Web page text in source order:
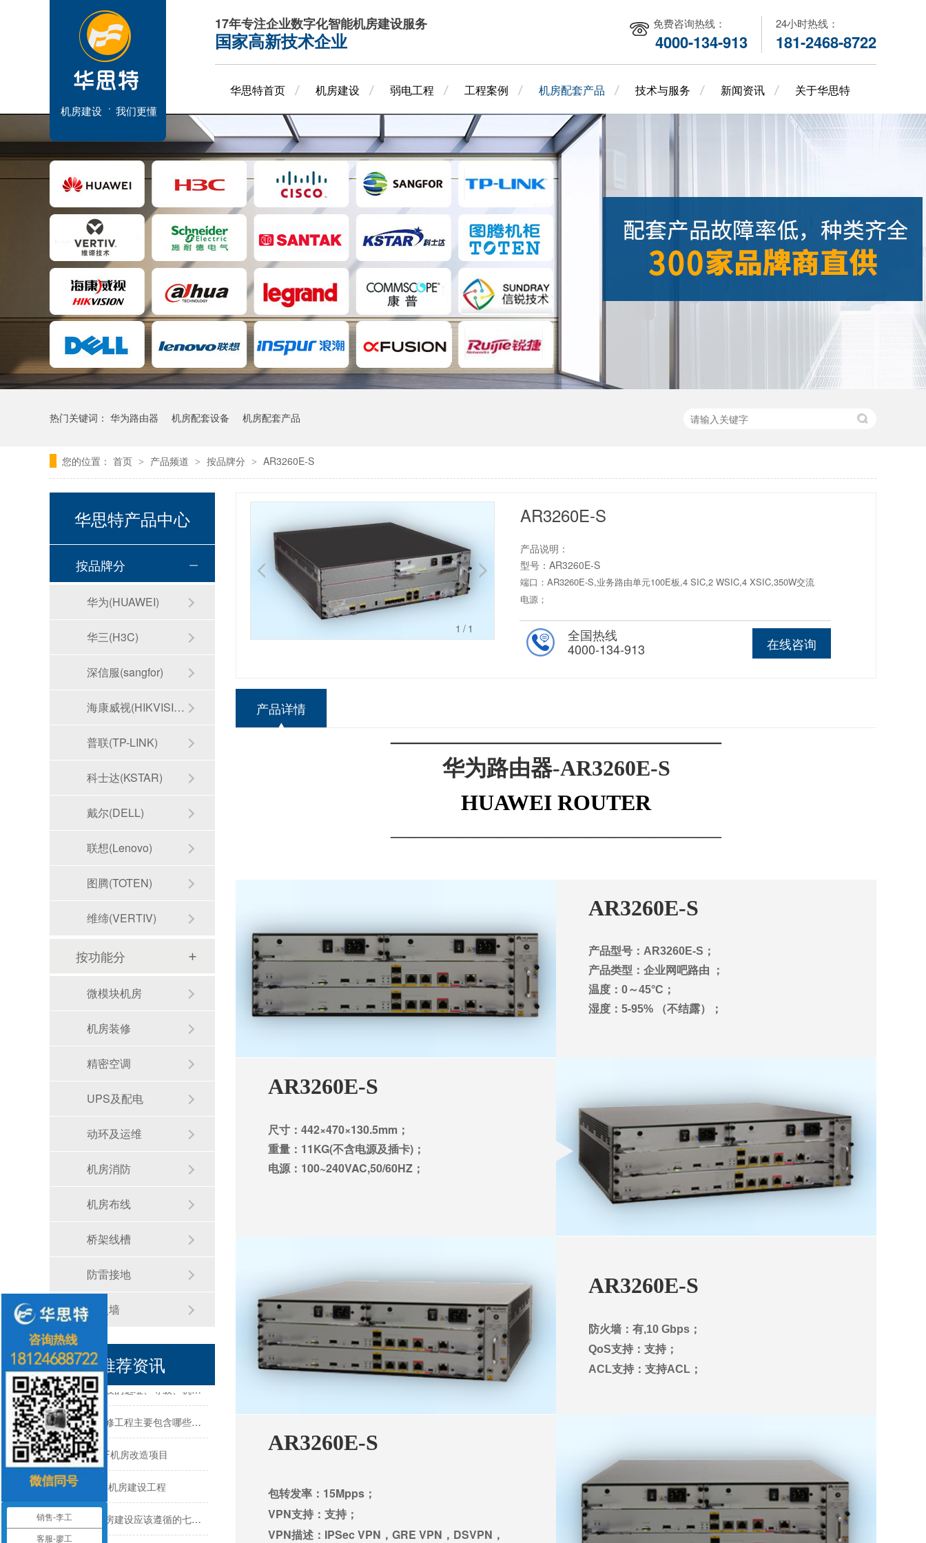
机房建设 我们更懂
17年专注企业数字化智能机房建设服务
国家高新技术企业
24小时热线：
181-2468-8722
免费咨询热线：
4000-134-913
华思特首页 机房建设 弱电工程 工程案例 机房配套产品 技术与服务 新闻资讯 关于华思特
热门关键词： 华为路由器 机房配套设备 机房配套产品
您的位置： 首页 > 产品频道 > 按品牌分 > AR3260E-S
1 /1
AR3260E-S
产品说明：
型号：AR3260E-S
端口：AR3260E-S,业务路由单元100E板,4 SIC,2 WSIC,4 XSIC,350W交流
电源；
在线咨询
全国热线
4000-134-913
产品详情
———————————————
华为路由器-AR3260E-S
HUAWEI ROUTER
———————————————
AR3260E-S
产品型号：AR3260E-S；
产品类型：企业网吧路由 ；
温度：0～45°C；
湿度：5-95% （不结露）；
AR3260E-S
尺寸：442×470×130.5mm；
重量：11KG(不含电源及插卡)；
电源：100~240VAC,50/60HZ；
AR3260E-S
防火墙：有,10 Gbps；
QoS支持：支持；
ACL支持：支持ACL；
AR3260E-S
包转发率：15Mpps；
VPN支持：支持；
VPN描述：IPSec VPN，GRE VPN，DSVPN，
华思特产品中心
按品牌分
华为(HUAWEI)
华三(H3C)
深信服(sangfor)
海康威视(HIKVISION)
普联(TP-LINK)
科士达(KSTAR)
戴尔(DELL)
联想(Lenovo)
图腾(TOTEN)
维缔(VERTIV)
按功能分
微模块机房
机房装修
精密空调
UPS及配电
动环及运维
机房消防
机房布线
桥架线槽
防雷接地
防火墙
推荐资讯
机房建设-机房工程--华思特一站式智能机房建设工程服务商
模块化机房与传统机房的区别
震雄集团-4F机房改造项目
勤诚达总部-机房建设工程
销售-李工
客服-廖工